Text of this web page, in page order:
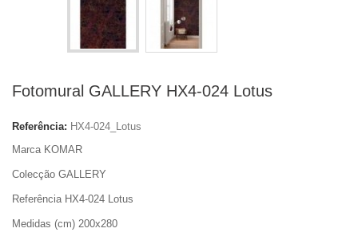
Fotomural GALLERY HX4-024 Lotus
Referência: HX4-024_Lotus
Marca KOMAR
Colecção GALLERY
Referência HX4-024 Lotus
Medidas (cm) 200x280